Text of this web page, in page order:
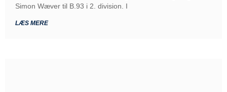
Simon Wæver til B.93 i 2. division. I
LÆS MERE